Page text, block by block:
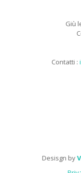
Giù
Contatti :
Desisgn by